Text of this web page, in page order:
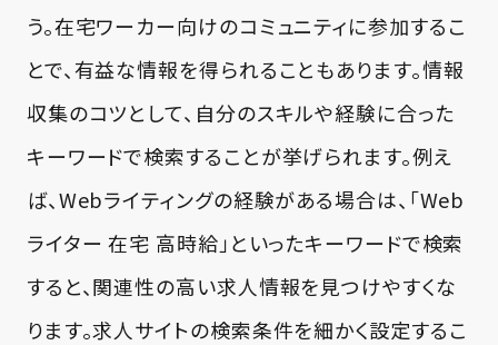
う。在宅ワーカー向けのコミュニティに参加するこ
とで、有益な情報を得られることもあります。情報
収集のコツとして、自分のスキルや経験に合った
キーワードで検索することが挙げられます。例え
ば、Webライティングの経験がある場合は、「Web
ライター 在宅 高時給」といったキーワードで検索
すると、関連性の高い求人情報を見つけやすくな
ります。求人サイトの検索条件を細かく設定するこ